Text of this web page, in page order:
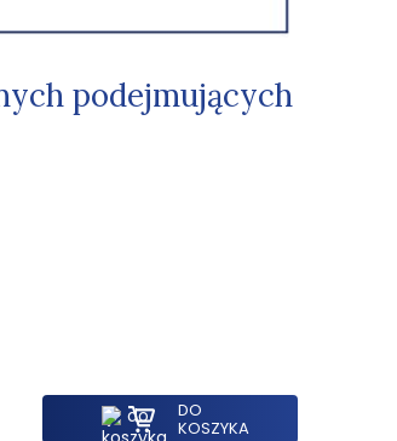
podejmujących
DO
KOSZYKA